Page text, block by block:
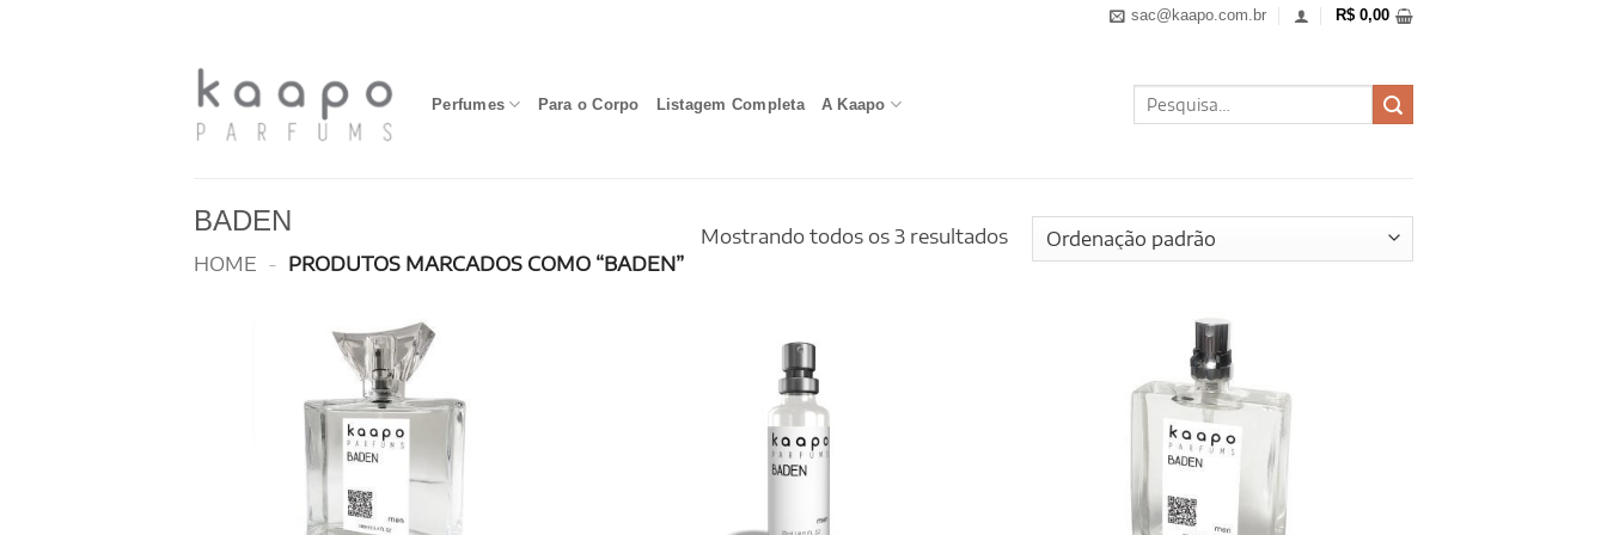
sac@kaapo.com.br R$ 0,00
Perfumes Para o Corpo Listagem Completa A Kaapo
Pesquisar
por:
BADEN
HOME - PRODUTOS MARCADOS COMO “BADEN”
Mostrando todos os 3 resultados